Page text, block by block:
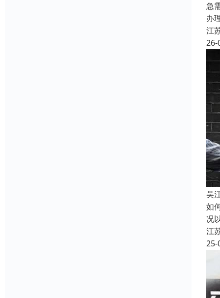
急
办
江
26-
吴
如
况
江
25-